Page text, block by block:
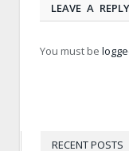
LEAVE A REPLY
You must be
RECENT POSTS